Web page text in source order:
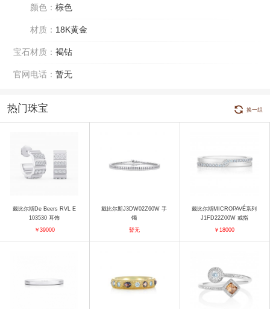
颜色： 棕色
材质： 18K黄金
宝石材质： 褐钻
官网电话： 暂无
热门珠宝 换一组
戴比尔斯De Beers RVL E
103530 耳饰
￥39000
戴比尔斯J3DW02Z60W 手
镯
暂无
戴比尔斯MICROPAVÉ系列
J1FD22Z00W 戒指
￥18000